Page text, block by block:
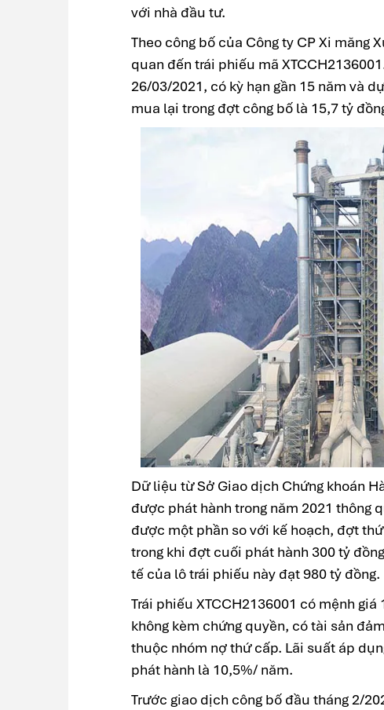
với nhà đầu tư.
Theo công bố của Công ty CP Xi măng
quan đến trái phiếu mã
26/03/2021, có kỳ hạn gần 15 năm và
mua lại trong đợt công bố là 15,7 tỷ
Dữ liệu từ Sở Giao dịch Chứng khoán
được phát hành trong năm 2021 thông
được một phần so với kế hoạch, đợt
trong khi đợt cuối phát hành 300 tỷ
tế của lô trái phiếu này đạt 980 tỷ đồng.
Trái phiếu XTCCH2136001 có mệnh
không kèm chứng quyền, có tài sản
thuộc nhóm nợ thứ cấp. Lãi suất áp
phát hành là 10,5%/ năm.
Trước giao dịch công bố đầu tháng 2/